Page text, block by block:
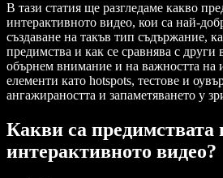
В тази статия ще разгледаме какво
интерактивното видео, кои са най-
създаване на такъв тип съдържание,
предимства и как се сравнява с
обърнем внимание и на важността на
елементи като hotspots, тестове и
ангажираността и запаметяването у
Какви са предимствата
интерактивното видео?